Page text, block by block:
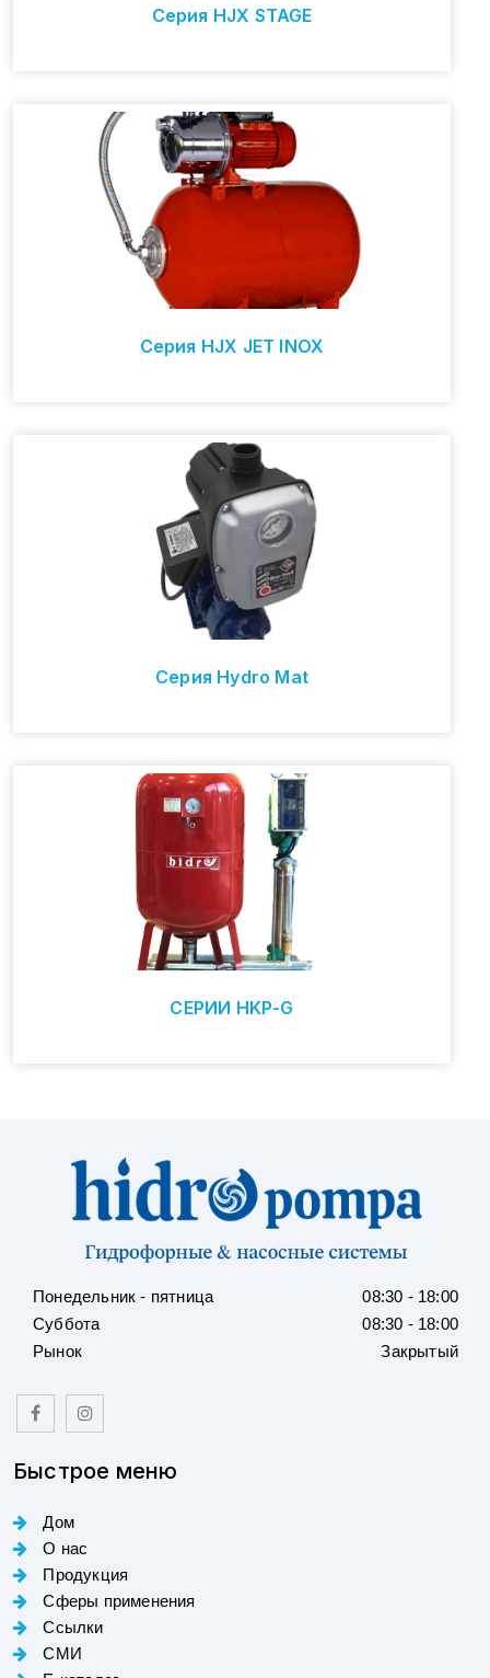
Серия HJX STAGE
Серия HJX JET INOX
Серия Hydro Mat
СЕРИИ HKP-G
Понедельник - пятница
08:30 - 18:00
Суббота
08:30 - 18:00
Рынок
Закрытый
Быстрое меню
Дом
О нас
Продукция
Сферы применения
Ссылки
СМИ